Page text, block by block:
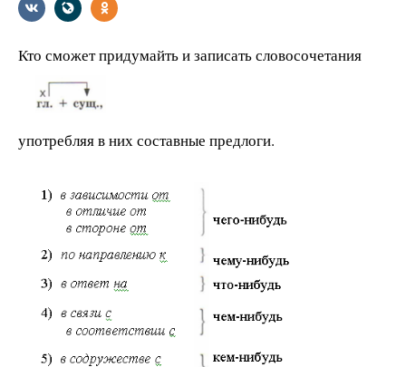
Кто сможет придумайть и записать словосочетания
употребляя в них составные предлоги.